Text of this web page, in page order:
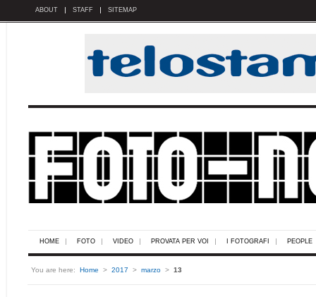
ABOUT STAFF SITEMAP
HOME FOTO VIDEO PROVATA PER VOI I FOTOGRAFI PEOPLE
You are here: Home > 2017 > marzo > 13